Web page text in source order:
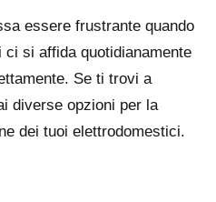
essere frustrante quando
si affida quotidianamente
Se ti trovi a
diverse opzioni per la
dei tuoi elettrodomestici.